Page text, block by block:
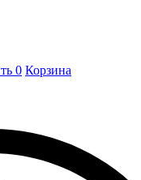
0 Корзина